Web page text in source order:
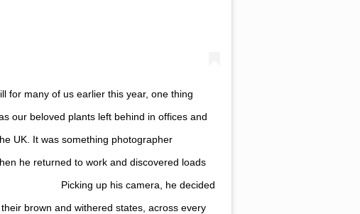
for many of us earlier this year, one thing
our beloved plants left behind in offices and
UK. It was something photographer
he returned to work and discovered loads
Picking up his camera, he decided
brown and withered states, across every